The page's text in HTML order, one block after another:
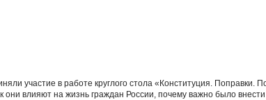
участие в работе круглого стола «Конституция. Поправки.
они влияют на жизнь граждан России, почему важно было